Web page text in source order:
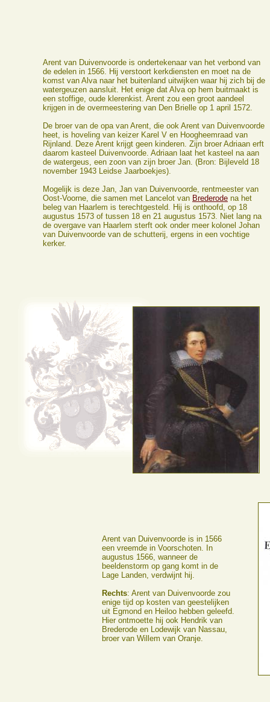
Arent van Duivenvoorde is ondertekenaar van het verbond van
de edelen in 1566. Hij verstoort kerkdiensten en moet na de
komst van Alva naar het buitenland uitwijken waar hij zich bij de
watergeuzen aansluit. Het enige dat Alva op hem buitmaakt is
een stoffige, oude klerenkist. Arent zou een groot aandeel
krijgen in de overmeestering van Den Brielle op 1 april 1572.
De broer van de opa van Arent, die ook Arent van Duivenvoorde
heet, is hoveling van keizer Karel V en Hoogheemraad van
Rijnland. Deze Arent krijgt geen kinderen. Zijn broer Adriaan erft
daarom kasteel Duivenvoorde. Adriaan laat het kasteel na aan
de watergeus, een zoon van zijn broer Jan. (Bron: Bijleveld 18
november 1943 Leidse Jaarboekjes).
Mogelijk is deze Jan, Jan van Duivenvoorde, rentmeester van
Oost-Voorne, die samen met Lancelot van Brederode na het
beleg van Haarlem is terechtgesteld. Hij is onthoofd, op 18
augustus 1573 of tussen 18 en 21 augustus 1573. Niet lang na
de overgave van Haarlem sterft ook onder meer kolonel Johan
van Duivenvoorde van de schutterij, ergens in een vochtige
kerker.
Arent van Duivenvoorde is in 1566
een vreemde in Voorschoten. In
augustus 1566, wanneer de
beeldenstorm op gang komt in de
Lage Landen, verdwijnt hij.
Rechts: Arent van Duivenvoorde zou
enige tijd op kosten van geestelijken
uit Egmond en Heiloo hebben geleefd.
Hier ontmoette hij ook Hendrik van
Brederode en Lodewijk van Nassau,
broer van Willem van Oranje.